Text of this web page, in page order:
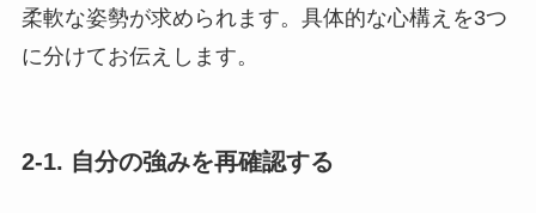
柔軟な姿勢が求められます。具体的な心構えを3つ
に分けてお伝えします。
2-1. 自分の強みを再確認する